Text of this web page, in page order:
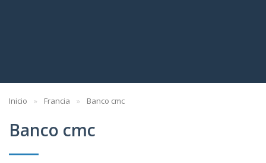
Inicio Francia Banco cmc
Banco cmc